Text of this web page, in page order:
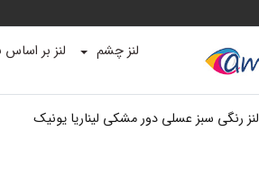
لنز چشم لنز بر اساس
لنز رنگی سبز عسلی دور مشکی لیناریا یونیک